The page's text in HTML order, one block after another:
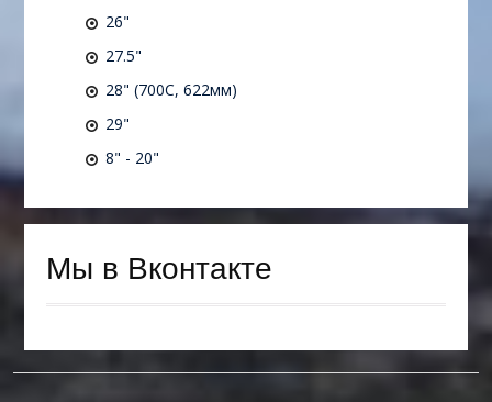
26"
27.5"
28" (700C, 622мм)
29"
8" - 20"
Мы в Вконтакте